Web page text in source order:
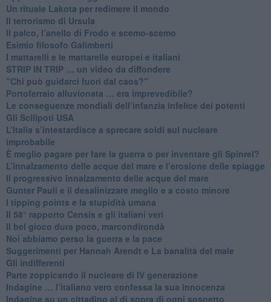
​Un rituale Lakota per redimere il mondo
Il terrorismo di Ursula
​Il palco, l’anello di Frodo e scemo-scemo
Esimio filosofo Galimberti
​I mattarelli e le mattarelle europei e italiani
​STRIP IN TRIP … un video da diffondere
"Chi può guidarci fuori dal caos?"
​Portoferraio alluvionata … era imprevedibile?
Le conseguenze mondiali dell’infanzia infelice dei potenti
​Gli Scilipoti USA
L’Italia s’intestardisce a sprecare soldi sul nucleare
improbabile
È meglio pagare per fare la guerra o per inventare gli Spinrel?
​L’innalzamento delle acque del mare e l’erosione delle spiagge
​Il progressivo innalzamento delle acque del mare
​Gunter Pauli e il desalinizzare meglio e a costo minore
I tipping points e la stupidità umana
​Il 58° rapporto Censis e gli italiani veri
​Il bel gioco dura poco, marcondirondà
Noi abbiamo perso la guerra e la pace
Suggerimenti per Hannah Arendt e La banalità del male
​Gli indifferenti
Parte zoppicando il nucleare di IV generazione
​Indagine … l’italiano vero confessa la sua innocenza
Indagine su un cittadino al di sopra di ogni sospetto